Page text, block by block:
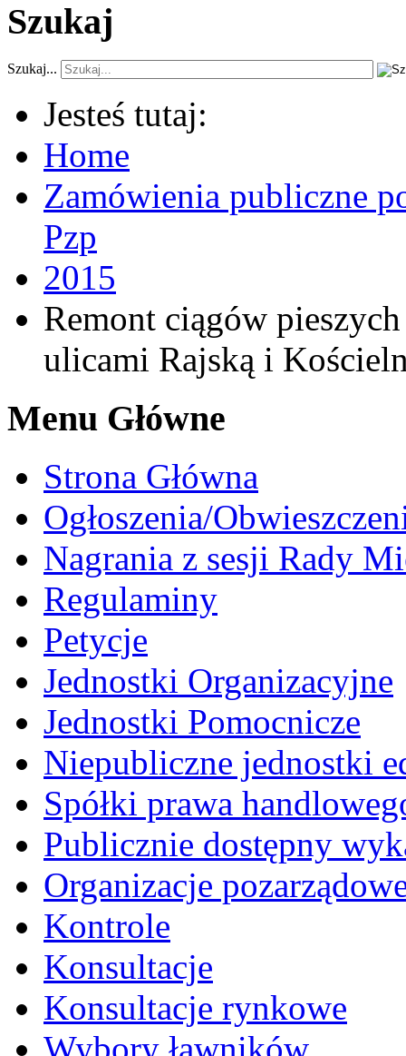
Szukaj
Szukaj...
Jesteś tutaj:
Home
Zamówienia publiczne
Pzp
2015
Remont ciągów
ulicami Rajską i
Menu Główne
Strona Główna
Ogłoszenia/
Nagrania z sesji Rady
Regulaminy
Petycje
Jednostki Organizacyjne
Jednostki Pomocnicze
Niepubliczne jednostki
Spółki prawa
Publicznie dostępny
Organizacje
Kontrole
Konsultacje
Konsultacje rynkowe